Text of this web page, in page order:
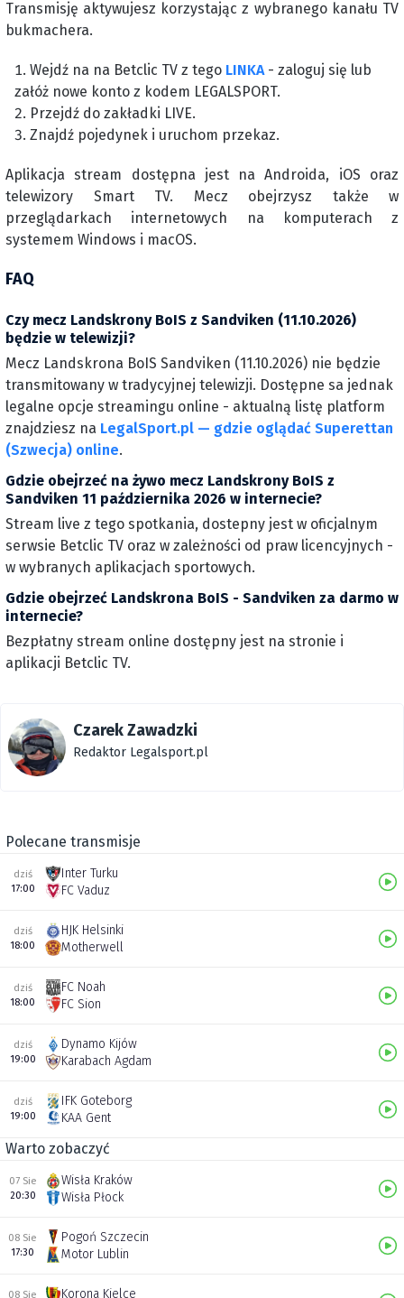
Transmisję aktywujesz korzystając z wybranego kanału TV
bukmachera.
Wejdź na na Betclic TV z tego LINKA- zaloguj się lub
załóż nowe konto z kodem LEGALSPORT.
Przejdź do zakładki LIVE.
Znajdź pojedynek i uruchom przekaz.
Aplikacja stream dostępna jest na Androida, iOS oraz
telewizory Smart TV. Mecz obejrzysz także w
przeglądarkach internetowych na komputerach z
systemem Windows i macOS.
FAQ
Czy mecz Landskrony BoIS z Sandviken (11.10.2026)
będzie w telewizji?
Mecz Landskrona BoIS Sandviken (11.10.2026) nie będzie
transmitowany w tradycyjnej telewizji. Dostępne sa jednak
legalne opcje streamingu online - aktualną listę platform
znajdziesz na LegalSport.pl — gdzie oglądać Superettan
(Szwecja) online.
Gdzie obejrzeć na żywo mecz Landskrony BoIS z
Sandviken 11 października 2026 w internecie?
Stream live z tego spotkania, dostepny jest w oficjalnym
serwsie Betclic TV oraz w zależności od praw licencyjnych -
w wybranych aplikacjach sportowych.
Gdzie obejrzeć Landskrona BoIS - Sandviken za darmo w
internecie?
Bezpłatny stream online dostępny jest na stronie i
aplikacji Betclic TV.
Czarek Zawadzki
Redaktor Legalsport.pl
Polecane transmisje
dziś
17:00
Inter Turku
FC Vaduz
dziś
18:00
HJK Helsinki
Motherwell
dziś
18:00
FC Noah
FC Sion
dziś
19:00
Dynamo Kijów
Karabach Agdam
dziś
19:00
IFK Goteborg
KAA Gent
Warto zobaczyć
07 Sie
20:30
Wisła Kraków
Wisła Płock
08 Sie
17:30
Pogoń Szczecin
Motor Lublin
08 Sie
Korona Kielce